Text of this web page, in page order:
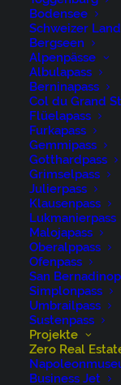
Bodensee
Schweizer
Bergseen
Alpenpässe
Albulapass
Berninapass
Col du Grand
Flüelapass
Furkapass
Gemmipass
Gotthardpass
Grimselpass
Julierpass
Klausenpass
Lukmanierpass
Malojapass
Oberalppass
Ofenpass
San
Simplonpass
Umbrailpass
Sustenpass
Projekte
Zero Real
Business Jet